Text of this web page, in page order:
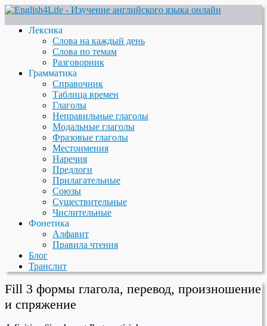
Лексика
Слова на каждый день
Слова по темам
Разговорник
Грамматика
Справочник
Таблица времен
Глаголы
Неправильные глаголы
Модальные глаголы
Фразовые глаголы
Местоимения
Наречия
Предлоги
Прилагательные
Союзы
Существительные
Числительные
Фонетика
Алфавит
Правила чтения
Блог
Транслит
Fill 3 формы глагола, перевод, произношение
и спряжение